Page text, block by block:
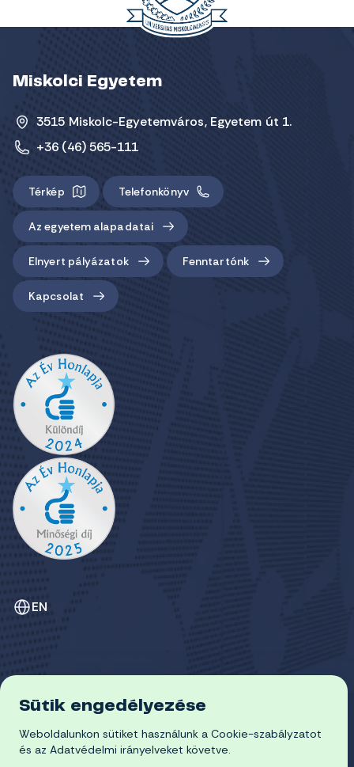
Miskolci Egyetem
3515 Miskolc-Egyetemváros, Egyetem út 1.
+36 (46) 565-111
Térkép Telefonkönyv
Az egyetem alapadatai
Elnyert pályázatok Fenntartónk
Kapcsolat
EN
© 2026 Miskolci Egyetem
ADATVÉDELEM
COOKIE-SZABÁLYZAT
Sütik engedélyezése
Weboldalunkon sütiket használunk a Cookie-szabályzatot
és az Adatvédelmi irányelveket követve.